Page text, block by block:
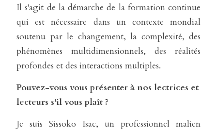
Il s'agit de la démarche de la formation continue
qui est nécessaire dans un contexte mondial
soutenu par le changement, la complexité, des
phénomènes multidimensionnels, des réalités
profondes et des interactions multiples.
Pouvez-vous vous présenter à nos lectrices et
lecteurs s'il vous plaît ?
Je suis Sissoko Isac, un professionnel malien